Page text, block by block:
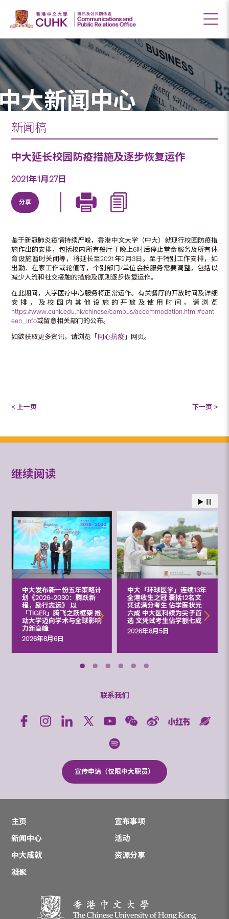
大新闻中心
新闻稿
中大延长校园防疫措施及逐步恢复运作
2021年1月27日
分享
鉴于新冠肺炎疫情持续严峻，香港中文大学（中大）就现行校园防疫措
施作出的安排，包括校内所有餐厅于晚上6时后停止堂食服务及所有体
育设施暂时关闭等，将延长至2021年2月3日。至于特别工作安排，如
出勤、在家工作或轮值等，个别部门/单位会按服务需要调整，包括以
减少人流和社交接触的措施及原则逐步恢复运作。
在此期间，大学医疗中心服务将正常运作。有关餐厅的开放时间及详细
安排，及校园内其他设施的开放及使用时间，请浏览
https://www.cuhk.edu.hk/chinese/campus/accommodation.html#cant
een_info或留意相关部门的公布。
如欲获取更多资讯，请浏览「同心抗疫 」网页。
< 上一页 下一页 >
继续阅读
中大发布新一份五年策略计
划《2026‒2030：腾跃新
程，励行志远》 以
「TIGER」腾飞之跃框架 推
动大学迈向学术与全球影响
力新高峰
2026年8月6日
中大「环球医学」连续13年
全港收生之冠 囊括12名文
凭试满分考生 佔学医状元
六成 中大医科续为尖子首
选 文凭试考生佔学额七成
2026年8月5日
联系我们
宣传申请（仅限中大职员）
主页
宣布事项
新闻中心
活动
中大成就
资源分享
凝聚